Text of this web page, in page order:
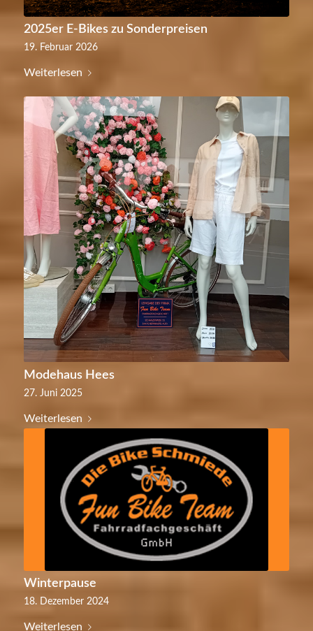
2025er E-Bikes zu Sonderpreisen
19. Februar 2026
Weiterlesen
Modehaus Hees
27. Juni 2025
Weiterlesen
Winterpause
18. Dezember 2024
Weiterlesen